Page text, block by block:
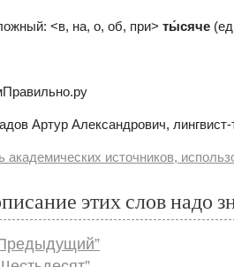
<в, на, о, об, при> ты́сяче
Артур Александрович, лингвист-
академических источников,
этих слов надо